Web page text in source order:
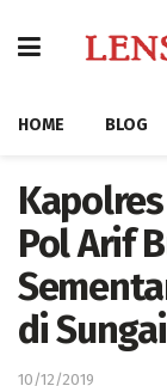
HOME BLOG
Pol Arif
di
10/12/2019